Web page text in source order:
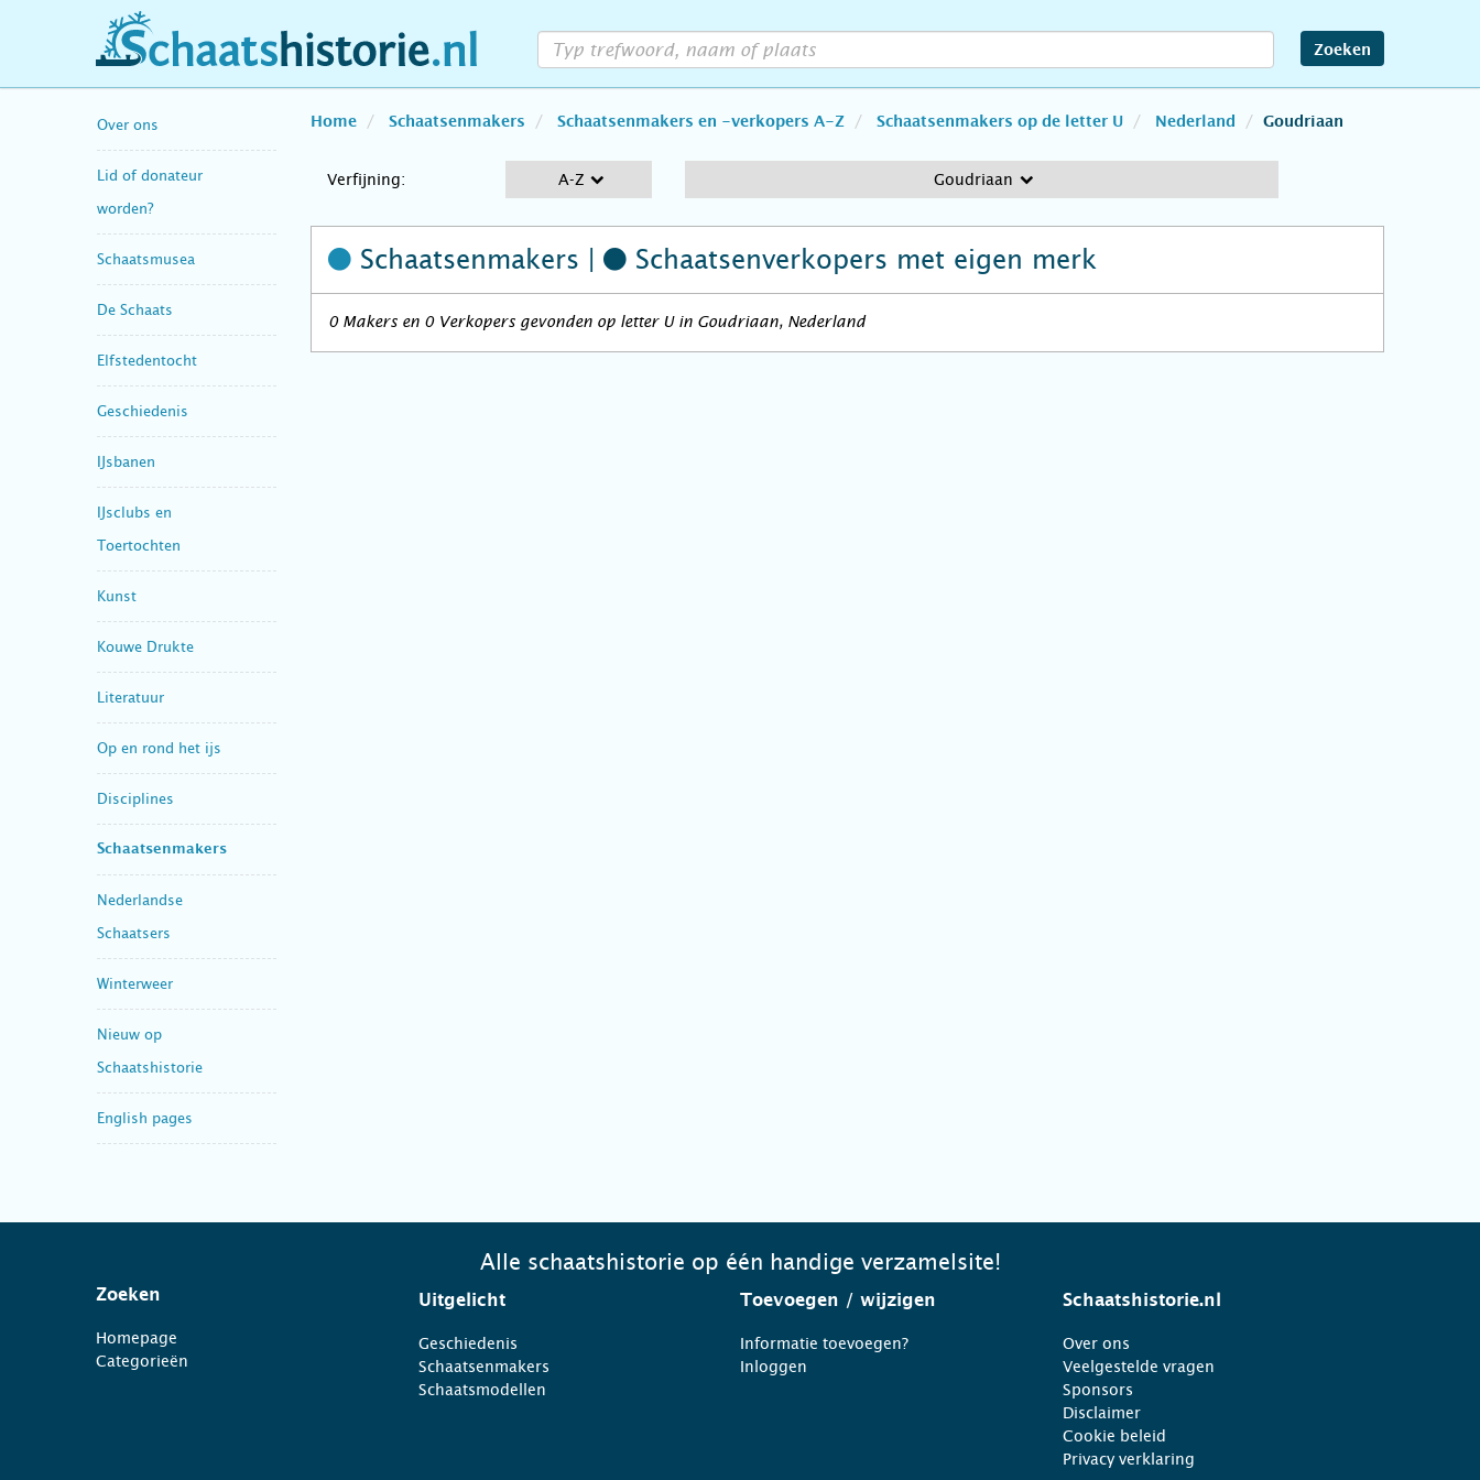
schaatshistorie.nl Zoeken
Over ons
Lid of donateur
worden?
Schaatsmusea
De Schaats
Elfstedentocht
Geschiedenis
IJsbanen
IJsclubs en
Toertochten
Kunst
Kouwe Drukte
Literatuur
Op en rond het ijs
Disciplines
Schaatsenmakers
Nederlandse
Schaatsers
Winterweer
Nieuw op
Schaatshistorie
English pages
Home Schaatsenmakers Schaatsenmakers en -verkopers A-Z Schaatsenmakers op de letter U Nederland Goudriaan
Verfijning: A-Z Goudriaan
Schaatsenmakers | Schaatsenverkopers met eigen merk
0 Makers en 0 Verkopers gevonden op letter U in Goudriaan, Nederland
Alle schaatshistorie op één handige verzamelsite!
Zoeken
Homepage
Categorieën
Uitgelicht
Geschiedenis
Schaatsenmakers
Schaatsmodellen
Toevoegen / wijzigen
Informatie toevoegen?
Inloggen
Schaatshistorie.nl
Over ons
Veelgestelde vragen
Sponsors
Disclaimer
Cookie beleid
Privacy verklaring